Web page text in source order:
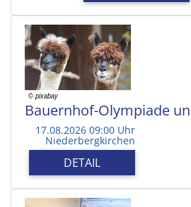
Bauernhof-Olympiade
17.08.2026 09:00 Uhr
Niederbergkirchen
DETAIL